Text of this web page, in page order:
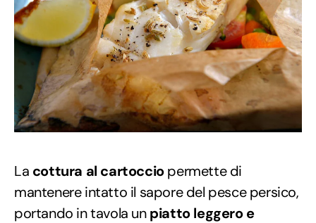
La cottura al cartocciopermette di
mantenere intatto il sapore del pesce persico,
portando in tavola unpiatto leggero e